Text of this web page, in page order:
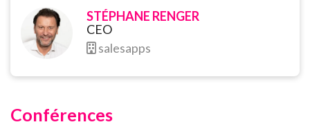
STÉPHANE RENGER
CEO
salesapps
Conférences